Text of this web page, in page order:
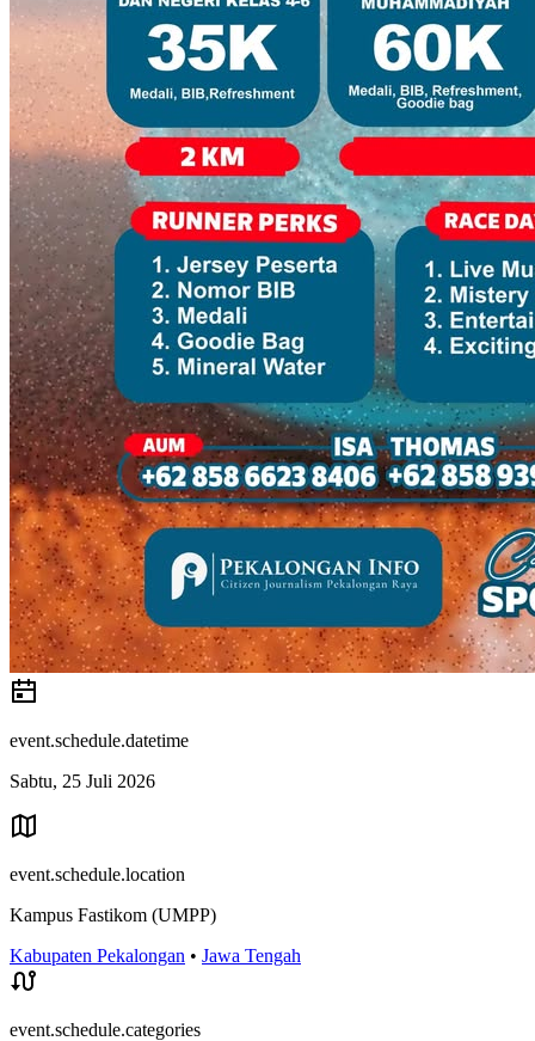
event.schedule.datetime
Sabtu, 25 Juli 2026
event.schedule.location
Kampus Fastikom (UMPP)
Kabupaten Pekalongan • Jawa Tengah
event.schedule.categories